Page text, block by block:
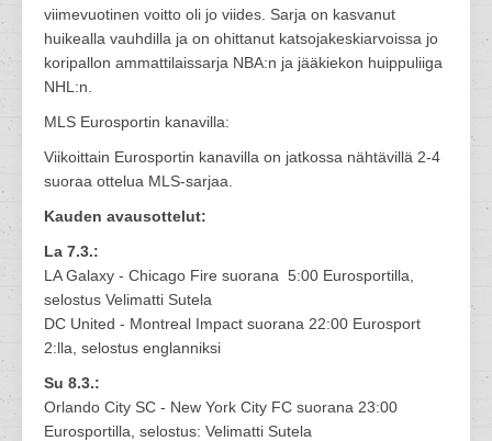
viimevuotinen voitto oli jo viides. Sarja on kasvanut
huikealla vauhdilla ja on ohittanut katsojakeskiarvoissa jo
koripallon ammattilaissarja NBA:n ja jääkiekon huippuliiga
NHL:n.
MLS Eurosportin kanavilla:
Viikoittain Eurosportin kanavilla on jatkossa nähtävillä 2-4
suoraa ottelua MLS-sarjaa.
Kauden avausottelut:
La 7.3.:
LA Galaxy - Chicago Fire suorana 5:00 Eurosportilla,
selostus Velimatti Sutela
DC United - Montreal Impact suorana 22:00 Eurosport
2:lla, selostus englanniksi
Su 8.3.:
Orlando City SC - New York City FC suorana 23:00
Eurosportilla, selostus: Velimatti Sutela